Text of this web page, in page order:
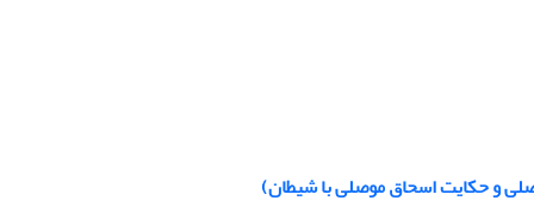
و حکایت اسحاق موصلی با شیطان)